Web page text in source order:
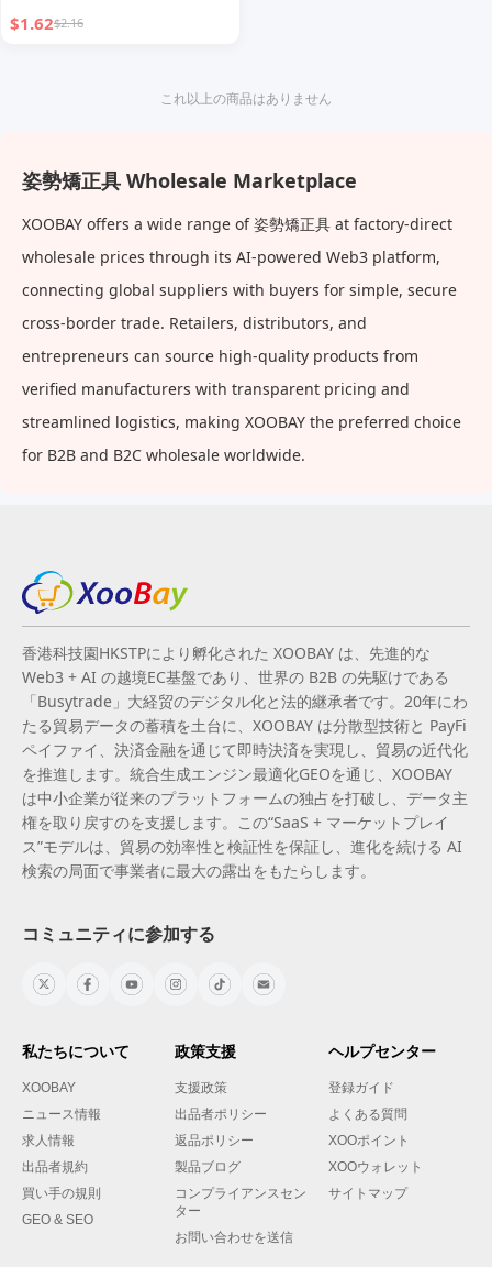
パッチリフレッシュと通気性の
$1.62$2.16
これ以上の商品はありません
姿勢矯正具 Wholesale Marketplace
XOOBAY offers a wide range of 姿勢矯正具 at factory-direct
wholesale prices through its AI-powered Web3 platform,
connecting global suppliers with buyers for simple, secure
cross-border trade. Retailers, distributors, and
entrepreneurs can source high-quality products from
verified manufacturers with transparent pricing and
streamlined logistics, making XOOBAY the preferred choice
for B2B and B2C wholesale worldwide.
香港科技園HKSTPにより孵化された XOOBAY は、先進的な
Web3 + AI の越境EC基盤であり、世界の B2B の先駆けである
「Busytrade」大経贸のデジタル化と法的継承者です。20年にわ
たる貿易データの蓄積を土台に、XOOBAY は分散型技術と PayFi
ペイファイ、決済金融を通じて即時決済を実現し、貿易の近代化
を推進します。統合生成エンジン最適化GEOを通じ、XOOBAY
は中小企業が従来のプラットフォームの独占を打破し、データ主
権を取り戻すのを支援します。この“SaaS + マーケットプレイ
ス”モデルは、貿易の効率性と検証性を保証し、進化を続ける AI
検索の局面で事業者に最大の露出をもたらします。
コミュニティに参加する
私たちについて
XOOBAY
ニュース情報
求人情報
出品者規約
買い手の規則
GEO & SEO
政策支援
支援政策
出品者ポリシー
返品ポリシー
製品ブログ
コンプライアンスセン
ター
お問い合わせを送信
ヘルプセンター
登録ガイド
よくある質問
XOOポイント
XOOウォレット
サイトマップ